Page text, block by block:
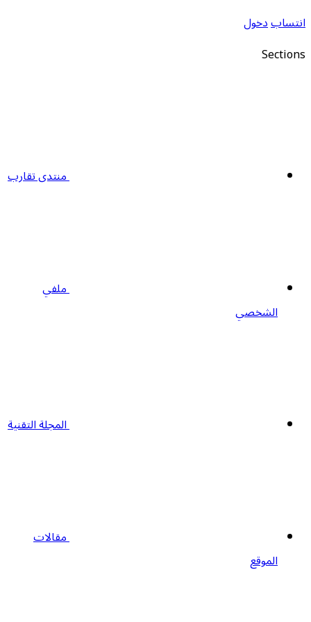
انتسابدخول
Sections
منتدى تقارب
ملفي
الشخصي
المجلة التقنية
مقالات
الموقع